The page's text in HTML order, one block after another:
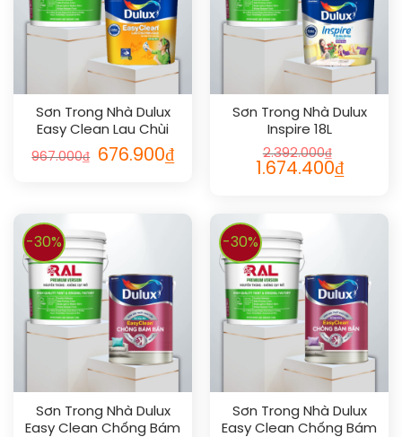
Sơn Trong Nhà Dulux
Easy Clean Lau Chùi
Vượt Bậc 5L
967.000₫ 676.900₫
Sơn Trong Nhà Dulux
Inspire 18L
2.392.000₫
1.674.400₫
-30%
Sơn Trong Nhà Dulux
Easy Clean Chống Bám
-30%
Sơn Trong Nhà Dulux
Easy Clean Chống Bám